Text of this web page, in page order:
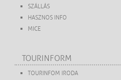
SZÁLLÁS
HASZNOS INFO
MICE
TOURINFORM
TOURINFOM IRODA